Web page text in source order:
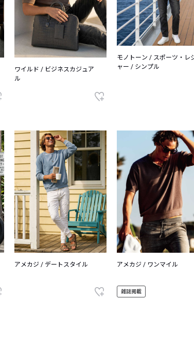
ワイルド / ビジネスカジュア
ル
モノトーン / スポーツ・レ
ャー / シンプル
アメカジ / デートスタイル アメカジ / ワンマイル
雑誌掲載